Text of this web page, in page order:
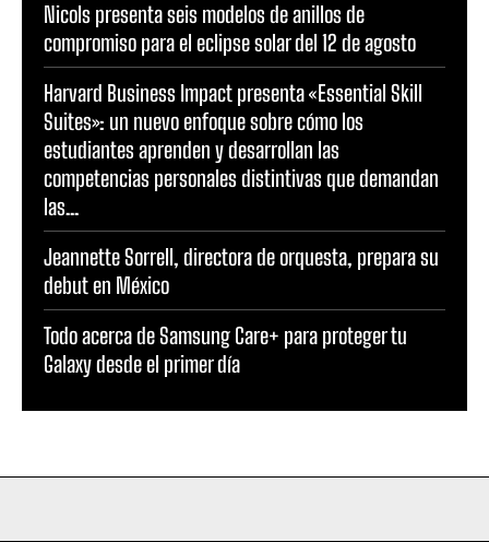
Nicols presenta seis modelos de anillos de
compromiso para el eclipse solar del 12 de agosto
Harvard Business Impact presenta «Essential Skill
Suites»: un nuevo enfoque sobre cómo los
estudiantes aprenden y desarrollan las
competencias personales distintivas que demandan
las...
Jeannette Sorrell, directora de orquesta, prepara su
debut en México
Todo acerca de Samsung Care+ para proteger tu
Galaxy desde el primer día